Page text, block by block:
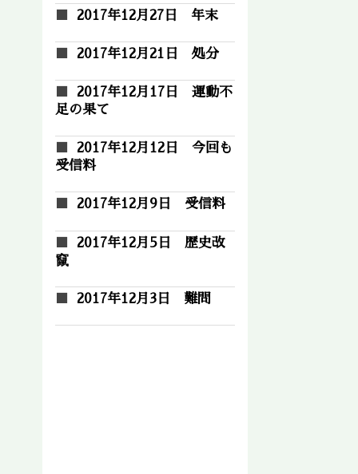
2017年12月27日 年末
2017年12月21日 処分
2017年12月17日 運動不
足の果て
2017年12月12日 今回も
受信料
2017年12月9日 受信料
2017年12月5日 歴史改
竄
2017年12月3日 難問